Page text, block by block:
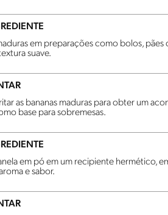
em preparações como bolos,
suave.
as bananas maduras para obter um
base para sobremesas.
em pó em um recipiente hermético,
e sabor.